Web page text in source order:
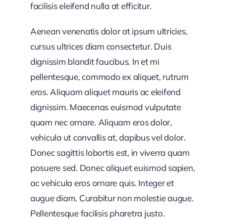
facilisis eleifend nulla at efficitur.
Aenean venenatis dolor at ipsum ultricies,
cursus ultrices diam consectetur. Duis
dignissim blandit faucibus. In et mi
pellentesque, commodo ex aliquet, rutrum
eros. Aliquam aliquet mauris ac eleifend
dignissim. Maecenas euismod vulputate
quam nec ornare. Aliquam eros dolor,
vehicula ut convallis at, dapibus vel dolor.
Donec sagittis lobortis est, in viverra quam
posuere sed. Donec aliquet euismod sapien,
ac vehicula eros ornare quis. Integer et
augue diam. Curabitur non molestie augue.
Pellentesque facilisis pharetra justo.